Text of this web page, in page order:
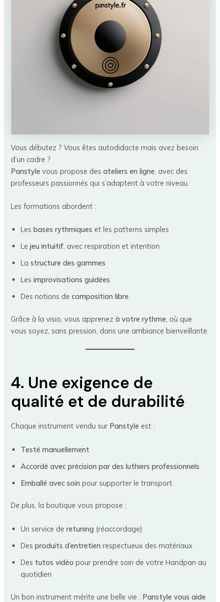
Vous débutez ? Vous êtes autodidacte mais avez besoin
d’un cadre ?
Panstyle vous propose desateliers en ligne , avec des
professeurs passionnés qui s’adaptent à votre niveau.
Les formations abordent :
Lesbases rythmiques et les patterns simples
Lejeu intuitif, avec respiration et intention
Lastructure des gammes
Lesimprovisations guidées
Des notions decomposition libre
Grâce à la visio, vous apprenezà votre rythme, où que
vous soyez, sans pression, dans une ambiance bienveillante.
4. Une exigence de
qualité et de durabilité
Chaque instrument vendu sur Panstyle est :
Testé manuellement
Accordé avec précision par des luthiers professionnels
Emballé avec soin pour supporter le transport
De plus, la boutique vous propose :
Un service deretuning (réaccordage)
Desproduits d’entretien respectueux des matériaux
Des tutos vidéo pour prendre soin de votre Handpan au
quotidien
Un bon instrument mérite une belle vie : Panstyle vous aide